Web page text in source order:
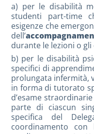
a) per le disabilità
studenti part-time
esigenze che
dell’
durante le lezioni o gli
b) per le disabilità
specifici di
prolungata infermità,
in forma di tutorato
d’esame
parte di ciascun
specifica del
coordinamento